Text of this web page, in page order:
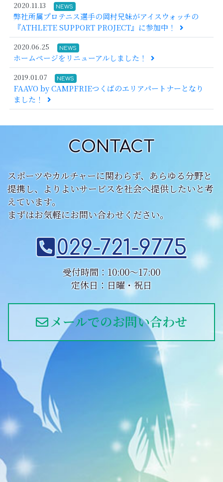
2020.11.13 NEWS
弊社所属プロテニス選手の岡村兄妹がアイスウォッチの
『ATHLETE SUPPORT PROJECT』に参加中！
2020.06.25 NEWS
ホームページをリニューアルしました！
2019.01.07 NEWS
FAAVO by CAMPFRIEつくばのエリアパートナーとなり
ました！
CONTACT
スポーツやカルチャーに関わらず、あらゆる分野と
提携し、よりよいサービスを社会へ提供したいと考
えています。
まずはお気軽にお問い合わせください。
029-721-9775
受付時間：10:00～17:00
定休日：日曜・祝日
メールでのお問い合わせ